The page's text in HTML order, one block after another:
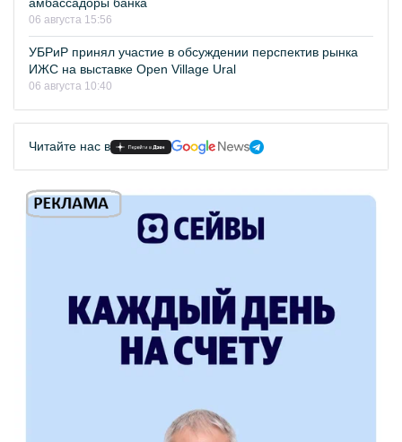
06 августа 15:56
УБРиР принял участие в обсуждении перспектив рынка
ИЖС на выставке Open Village Ural
06 августа 10:40
Читайте нас в